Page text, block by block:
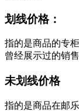
划线价格：
指的是商品的专
曾经展示过的销
未划线价格
指的是商品在邮